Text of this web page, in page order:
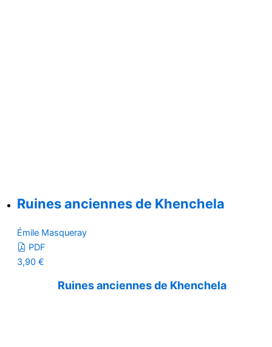
Ruines anciennes de Khenchela
Émile Masqueray
PDF
3,90 €
Ruines anciennes de Khenchela